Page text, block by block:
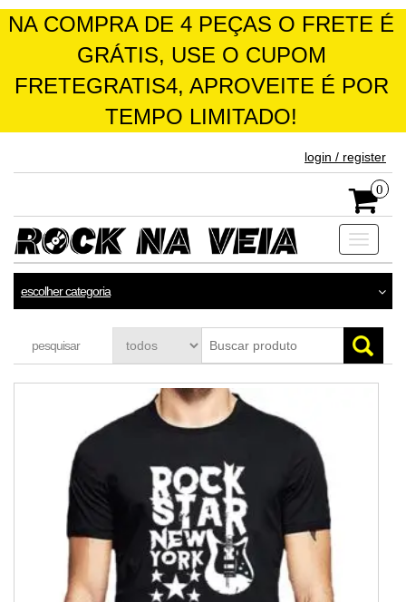
NA COMPRA DE 4 PEÇAS O FRETE É
GRÁTIS, USE O CUPOM
FRETEGRATIS4, APROVEITE É POR
TEMPO LIMITADO!
login / register
0
Toggle
escolher categoria
pesquisar